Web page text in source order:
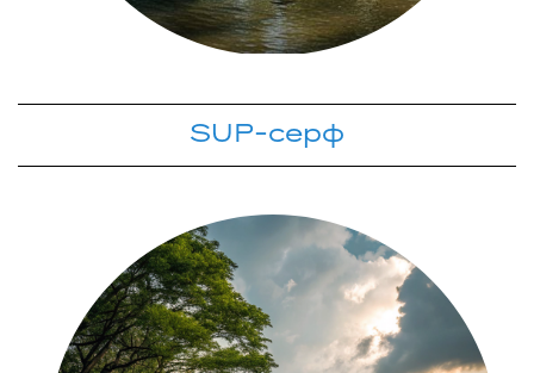
SUP-серф